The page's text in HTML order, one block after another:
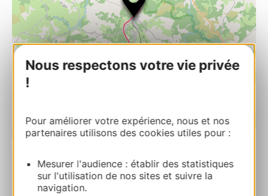
Nous respectons votre vie privée
!
Pour améliorer votre expérience, nous et nos
partenaires utilisons des cookies utiles pour :
Mesurer l'audience : établir des statistiques
sur l'utilisation de nos sites et suivre la
navigation.
Leaflet| Map data ©OpenStreetMap contributors
LES CHALETS DE L’AUBRAC
Impasse des chalets – Aumont Aubrac 48130